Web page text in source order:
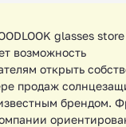
glasses store
возможность
открыть
продаж
брендом.